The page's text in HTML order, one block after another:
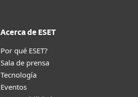
Acerca de ESET
Por qué ESET?
Sala de prensa
Tecnología
Eventos